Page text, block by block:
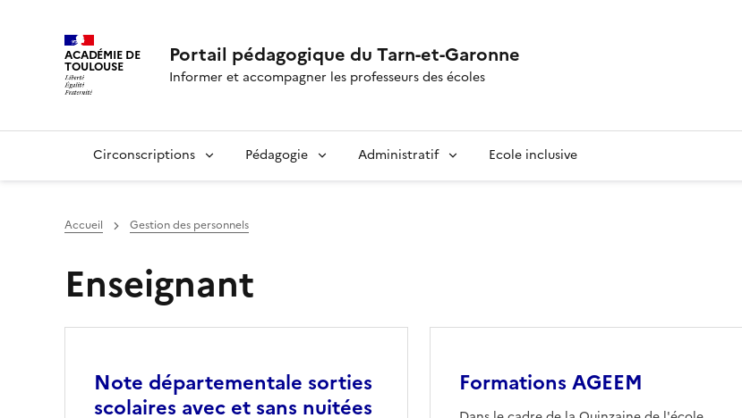
ACADÉMIE DE
TOULOUSE Portail pédagogique du Tarn-et-Garonne
Informer et accompagner les professeurs des écoles
Circonscriptions Pédagogie Administratif Ecole inclusive
Accueil Gestion des personnels
Enseignant
Note départementale sorties
scolaires avec et sans nuitées
Formations AGEEM